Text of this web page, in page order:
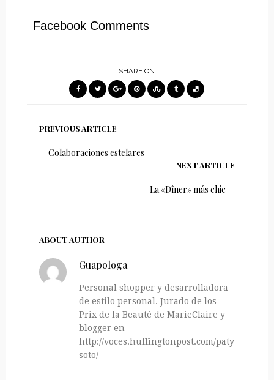
Facebook Comments
SHARE ON
PREVIOUS ARTICLE
Colaboraciones estelares
NEXT ARTICLE
La «Dîner» más chic
ABOUT AUTHOR
Guapologa
Personal shopper y desarrolladora
de estilo personal. Jurado de los
Prix de la Beauté de MarieClaire y
blogger en
http://voces.huffingtonpost.com/paty-
soto/